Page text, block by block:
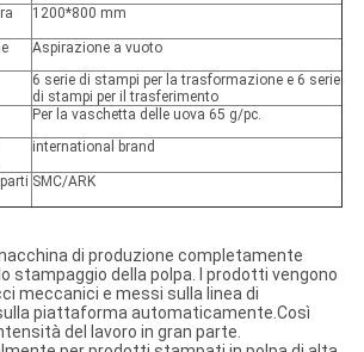
1200*800 mm
Aspirazione a vuoto
6 serie di stampi per la trasformazione e 6 serie
di stampi per il trasferimento
Per la vaschetta delle uova 65 g/pc.
international brand
SMC/ARK
di produzione completamente
stampaggio della polpa. I prodotti vengono
meccanici e messi sulla linea di
piattaforma automaticamente.Così
del lavoro in gran parte.